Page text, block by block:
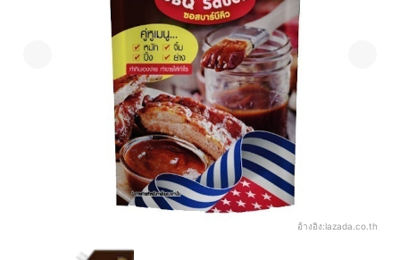
อ้างอิง:lazada.co.th